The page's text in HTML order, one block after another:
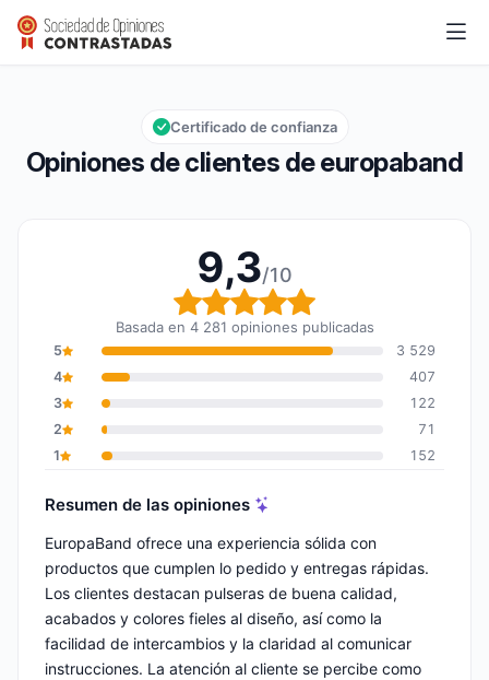
europaband
Calificación global: 9,3 de 10
9,3/10
Opiniones de clientes de europaband
Certificado de confianza
9,3/10
Calificación global: 9,3
Basada en 4 281 opiniones publicadas
5
3 529
4
407
3
122
2
71
1
152
Resumen de las opiniones
EuropaBand ofrece una experiencia sólida con
productos que cumplen lo pedido y entregas rápidas.
Los clientes destacan pulseras de buena calidad,
acabados y colores fieles al diseño, así como la
facilidad de intercambios y la claridad al comunicar
instrucciones. La atención al cliente se percibe como